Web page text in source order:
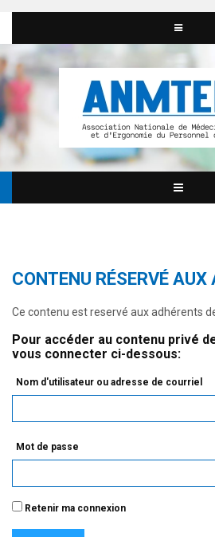
CONTENU RÉSERVÉ AUX
Ce contenu est reservé aux adhérents
Pour accéder au contenu privé
vous connecter ci-dessous:
Nom d'utilisateur ou adresse de courriel
Mot de passe
Retenir ma connexion